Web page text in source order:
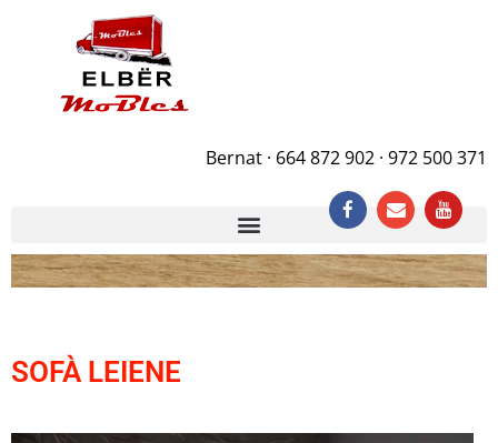
Bernat · 664 872 902 · 972 500 371
SOFÀ LEIENE